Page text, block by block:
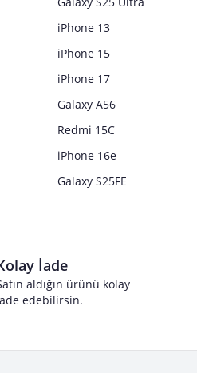
iPhone 13
iPhone 15
iPhone 17
Galaxy A56
Redmi 15C
iPhone 16e
Galaxy S25FE
İade
aldığın ürünü kolay
edebilirsin.